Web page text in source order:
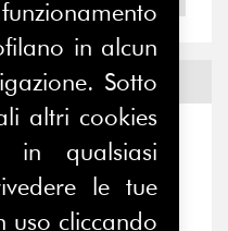
Eventi
Eventi
estiva,
in alcun
Sotto
altri cookies
qualsiasi
le tue
uso cliccando